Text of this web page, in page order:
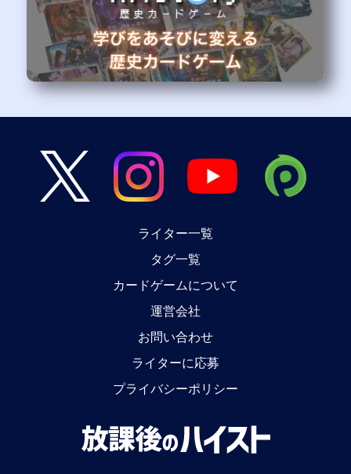
ライター一覧
タグ一覧
カードゲームについて
運営会社
お問い合わせ
ライターに応募
プライバシーポリシー